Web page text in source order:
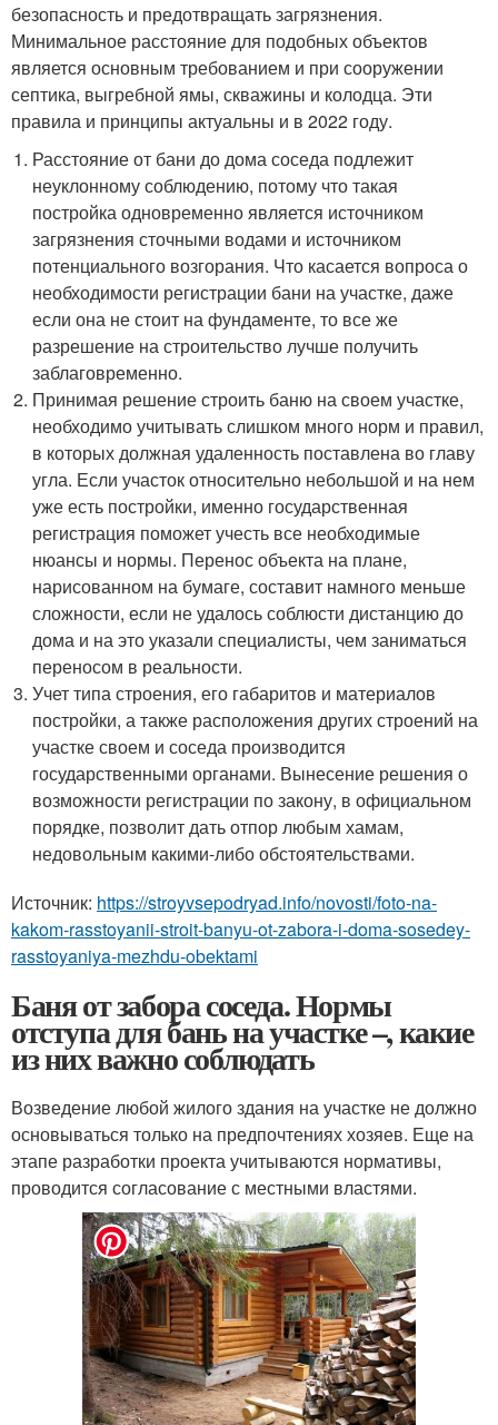
безопасность и предотвращать загрязнения.
Минимальное расстояние для подобных объектов
является основным требованием и при сооружении
септика, выгребной ямы, скважины и колодца. Эти
правила и принципы актуальны и в 2022 году.
Расстояние от бани до дома соседа подлежит
неуклонному соблюдению, потому что такая
постройка одновременно является источником
загрязнения сточными водами и источником
потенциального возгорания. Что касается вопроса о
необходимости регистрации бани на участке, даже
если она не стоит на фундаменте, то все же
разрешение на строительство лучше получить
заблаговременно.
Принимая решение строить баню на своем участке,
необходимо учитывать слишком много норм и правил,
в которых должная удаленность поставлена во главу
угла. Если участок относительно небольшой и на нем
уже есть постройки, именно государственная
регистрация поможет учесть все необходимые
нюансы и нормы. Перенос объекта на плане,
нарисованном на бумаге, составит намного меньше
сложности, если не удалось соблюсти дистанцию до
дома и на это указали специалисты, чем заниматься
переносом в реальности.
Учет типа строения, его габаритов и материалов
постройки, а также расположения других строений на
участке своем и соседа производится
государственными органами. Вынесение решения о
возможности регистрации по закону, в официальном
порядке, позволит дать отпор любым хамам,
недовольным какими-либо обстоятельствами.
Источник: https://stroyvsepodryad.info/novosti/foto-na-
kakom-rasstoyanii-stroit-banyu-ot-zabora-i-doma-sosedey-
rasstoyaniya-mezhdu-obektami
Баня от забора соседа. Нормы
отступа для бань на участке –, какие
из них важно соблюдать
Возведение любой жилого здания на участке не должно
основываться только на предпочтениях хозяев. Еще на
этапе разработки проекта учитываются нормативы,
проводится согласование с местными властями.